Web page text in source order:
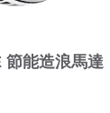
節能造浪馬達